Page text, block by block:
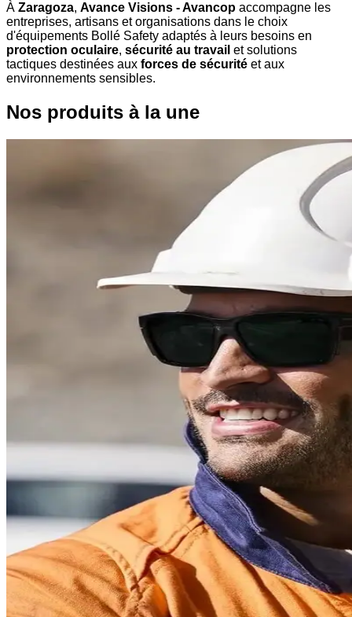
À Zaragoza, Avance Visions - Avancop accompagne les
entreprises, artisans et organisations dans le choix
d'équipements Bollé Safety adaptés à leurs besoins en
protection oculaire, sécurité au travail et solutions
tactiques destinées aux forces de sécurité et aux
environnements sensibles.
Nos produits à la une